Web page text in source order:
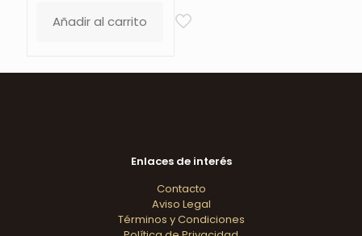
Añadir al carrito
Enlaces de interés
Contacto
Aviso Legal
Términos y Condiciones